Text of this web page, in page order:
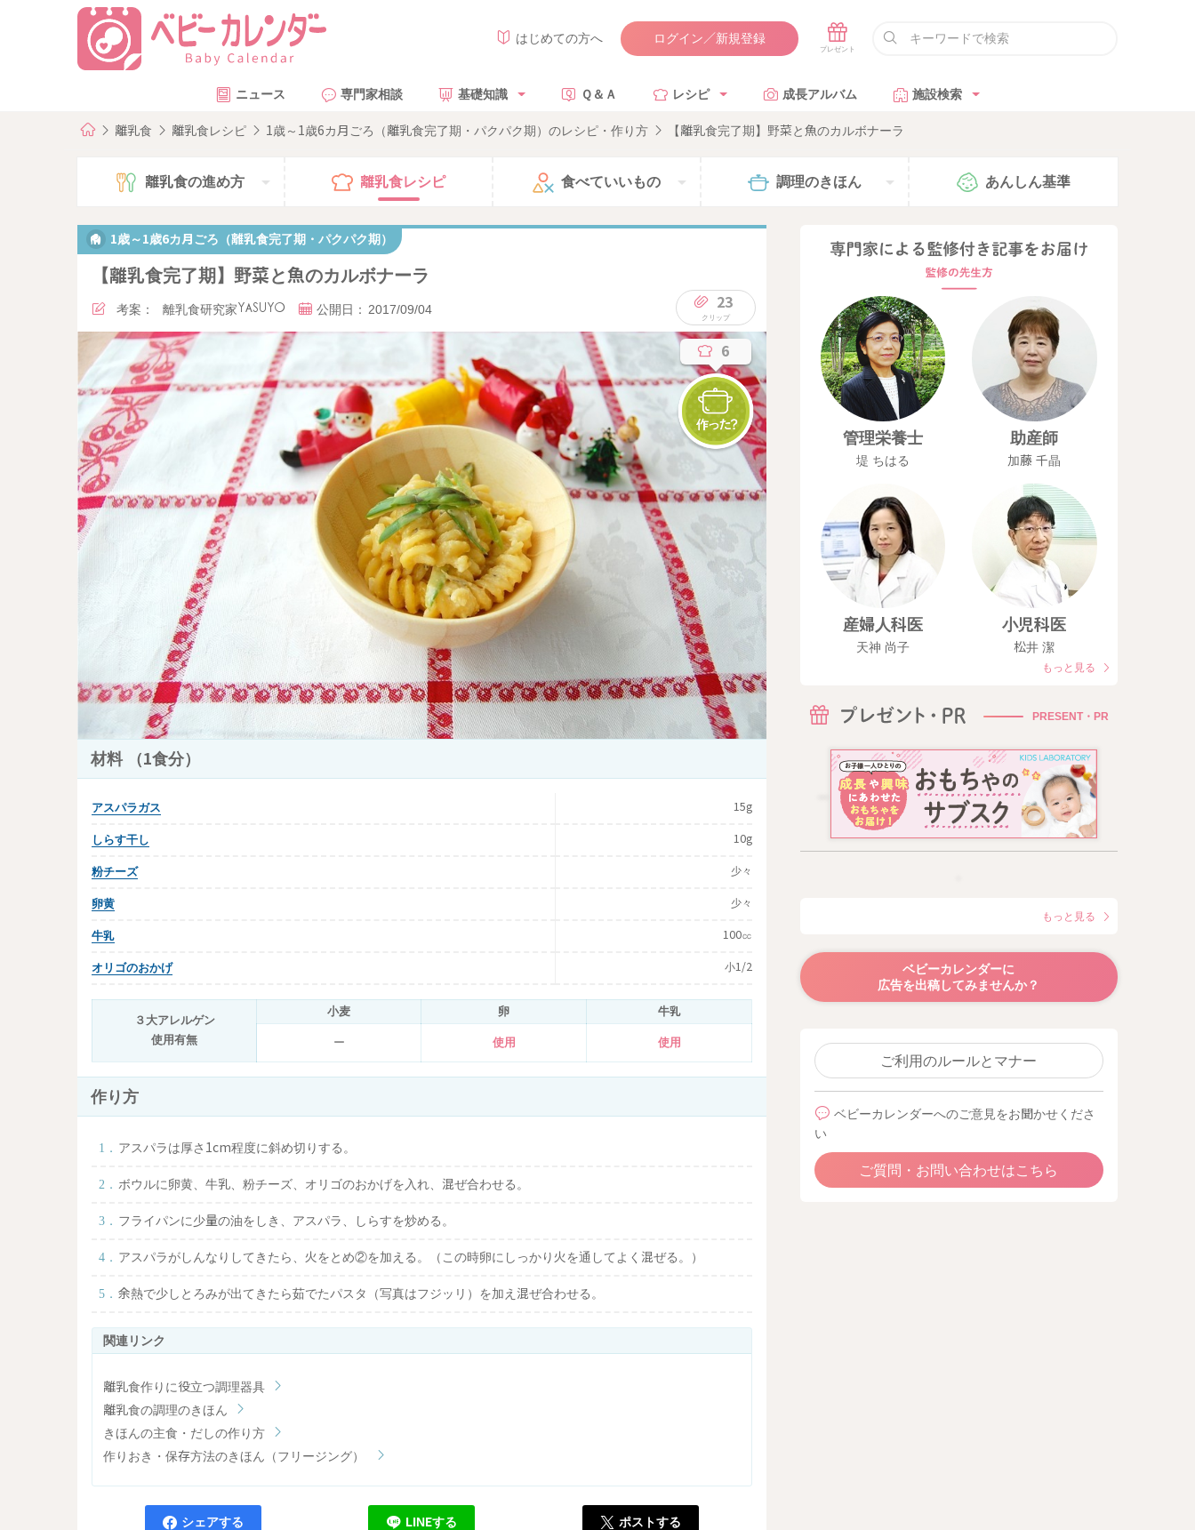
はじめての方へ ログイン／新規登録
ニュース 専門家相談 基礎知識 Ｑ＆Ａ レシピ 成長アルバム 施設検索
離乳食 離乳食レシピ 1歳～1歳6カ月ごろ（離乳食完了期・パクパク期）のレシピ・作り方 【離乳食完了期】野菜と魚のカルボナーラ
離乳食の進め方 離乳食レシピ 食べていいもの 調理のきほん あんしん基準
1歳～1歳6カ月ごろ（離乳食完了期・パクパク期）
【離乳食完了期】野菜と魚のカルボナーラ
考案： 離乳食研究家YASUYO 公開日： 2017/09/04 23
6
材料 （1食分）
アスパラガス 15g
しらす干し 10g
粉チーズ 少々
卵黄 少々
牛乳 100㏄
オリゴのおかげ 小1/2
３大アレルゲン
使用有無
小麦 卵 牛乳
ー 使用 使用
作り方
アスパラは厚さ1cm程度に斜め切りする。
ボウルに卵黄、牛乳、粉チーズ、オリゴのおかげを入れ、混ぜ合わせる。
フライパンに少量の油をしき、アスパラ、しらすを炒める。
アスパラがしんなりしてきたら、火をとめ②を加える。（この時卵にしっかり火を通してよく混ぜる。）
余熱で少しとろみが出てきたら茹でたパスタ（写真はフジッリ）を加え混ぜ合わせる。
離乳食作りに役立つ調理器具
離乳食の調理のきほん
きほんの主食・だしの作り方
作りおき・保存方法のきほん（フリージング）
シェアする LINEする ポストする
管理栄養士
堤 ちはる
助産師
加藤 千晶
産婦人科医
天神 尚子
小児科医
松井 潔
もっと見る
PRESENT・PR
もっと見る
ベビーカレンダーに
広告を出稿してみませんか？
ご利用のルールとマナー
ベビーカレンダーへのご意見をお聞かせくださ
い
ご質問・お問い合わせはこちら